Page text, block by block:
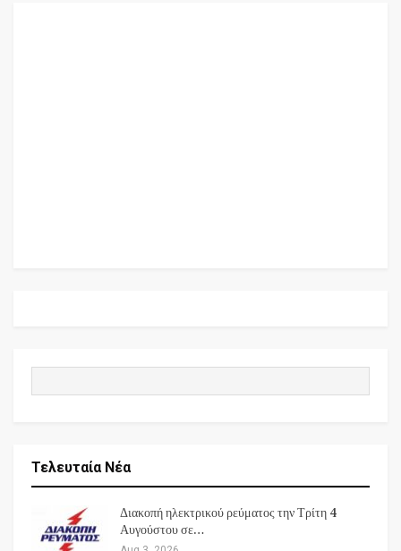
Τελευταία Νέα
Διακοπή ηλεκτρικού ρεύματος την Τρίτη 4
Αυγούστου σε…